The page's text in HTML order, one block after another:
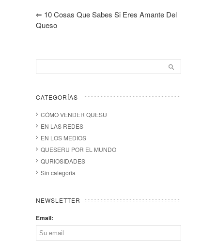
⇐ 10 Cosas Que Sabes Si Eres Amante Del
Queso
CATEGORÍAS
CÓMO VENDER QUESU
EN LAS REDES
EN LOS MEDIOS
QUESERU POR EL MUNDO
QURIOSIDADES
Sin categoría
NEWSLETTER
Email: